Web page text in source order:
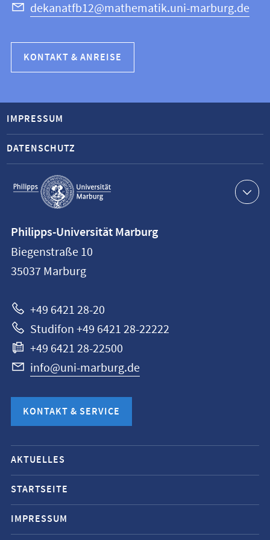
dekanatfb12@mathematik.uni-marburg.de
KONTAKT & ANREISE
Service-
Navigation
IMPRESSUM
DATENSCHUTZ
Philipps-
Universität
Marburg
Philipps-Universität Marburg
Biegenstraße 10
35037 Marburg
+49 6421 28-20
Studifon +49 6421 28-22222
+49 6421 28-22500
info@uni-marburg.de
KONTAKT & SERVICE
Mobile-
Service-
Navigation
und
Social
AKTUELLES
STARTSEITE
IMPRESSUM